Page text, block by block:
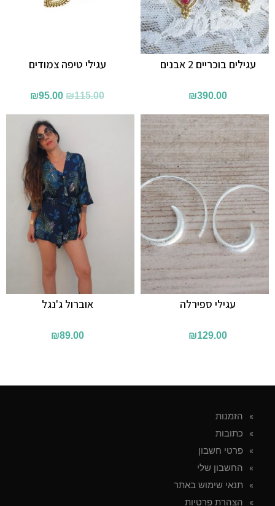
עגילי טיפה צמודים
₪115.00
המחיר
המקורי
היה:
₪115.00.
₪95.00
הנוכחי
הוא:
עגילים בוכריים 2 אבנים
₪390.00
אוברול ג'נגל
₪89.00
עגילי ספירלה
₪129.00
הזמנות
כתובות
פרטי חשבון
החשבון שלי
תנאי שימוש באתר
הצהרת פרטיות